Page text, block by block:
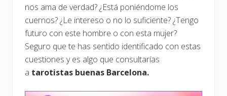
nos ama de verdad? ¿Está poniéndome los
cuernos? ¿Le intereso o no lo suficiente? ¿Tengo
futuro con este hombre o con esta mujer?
Seguro que te has sentido identificado con estas
cuestiones y es algo que consultarías
a tarotistas buenas Barcelona.